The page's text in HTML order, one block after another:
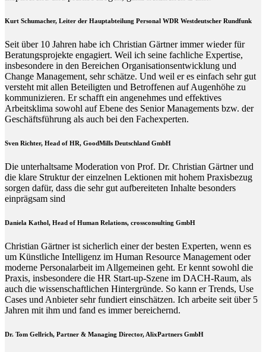
Kurt Schumacher, Leiter der Hauptabteilung Personal WDR Westdeutscher Rundfunk
Seit über 10 Jahren habe ich Christian Gärtner immer wieder für
Beratungsprojekte engagiert. Weil ich seine fachliche Expertise,
insbesondere in den Bereichen Organisationsentwicklung und
Change Management, sehr schätze. Und weil er es einfach sehr gut
versteht mit allen Beteiligten und Betroffenen auf Augenhöhe zu
kommunizieren. Er schafft ein angenehmes und effektives
Arbeitsklima sowohl auf Ebene des Senior Managements bzw. der
Geschäftsführung als auch bei den Fachexperten.
Sven Richter, Head of HR, GoodMills Deutschland GmbH
Die unterhaltsame Moderation von Prof. Dr. Christian Gärtner und
die klare Struktur der einzelnen Lektionen mit hohem Praxisbezug
sorgen dafür, dass die sehr gut aufbereiteten Inhalte besonders
einprägsam sind
Daniela Kathol, Head of Human Relations, crossconsulting GmbH
Christian Gärtner ist sicherlich einer der besten Experten, wenn es
um Künstliche Intelligenz im Human Resource Management oder
moderne Personalarbeit im Allgemeinen geht. Er kennt sowohl die
Praxis, insbesondere die HR Start-up-Szene im DACH-Raum, als
auch die wissenschaftlichen Hintergründe. So kann er Trends, Use
Cases und Anbieter sehr fundiert einschätzen. Ich arbeite seit über 5
Jahren mit ihm und fand es immer bereichernd.
Dr. Tom Gellrich, Partner & Managing Director, AlixPartners GmbH